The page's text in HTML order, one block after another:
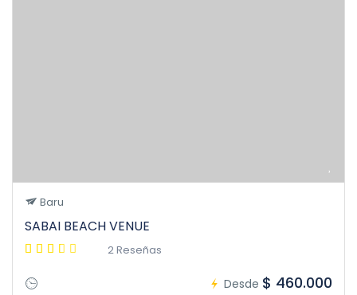
Baru
SABAI BEACH VENUE
2 Reseñas
Desde $ 460.000